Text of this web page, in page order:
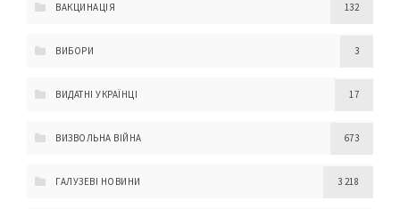
ВАКЦИНАЦІЯ 132
ВИБОРИ 3
ВИДАТНІ УКРАЇНЦІ 17
ВИЗВОЛЬНА ВІЙНА 673
ГАЛУЗЕВІ НОВИНИ 3 218